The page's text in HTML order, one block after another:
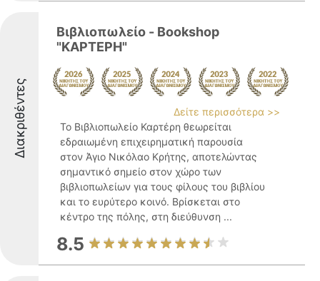
Διακριθέντες
Βιβλιοπωλείο - Bookshop
"ΚΑΡΤΕΡΗ"
Δείτε περισσότερα >>
Το Βιβλιοπωλείο Καρτέρη θεωρείται
εδραιωμένη επιχειρηματική παρουσία
στον Άγιο Νικόλαο Κρήτης, αποτελώντας
σημαντικό σημείο στον χώρο των
βιβλιοπωλείων για τους φίλους του βιβλίου
και το ευρύτερο κοινό. Βρίσκεται στο
κέντρο της πόλης, στη διεύθυνση ...
8.5